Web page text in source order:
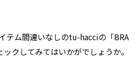
テム間違いなしのtu-hacciの「BRA
クしてみてはいかがでしょうか。